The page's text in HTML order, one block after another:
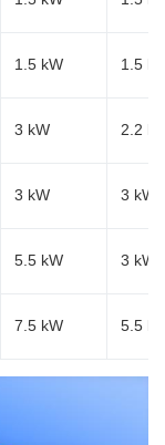
1.5 kW 1.5
3 kW 2.2
3 kW 3 kW
5.5 kW 3 kW
7.5 kW 5.5